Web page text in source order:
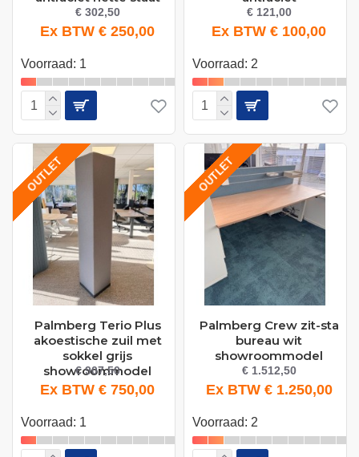
€ 302,50
Ex BTW € 250,00
Voorraad: 1
€ 121,00
Ex BTW € 100,00
Voorraad: 2
OUTLET
Palmberg Terio Plus
akoestische zuil met
sokkel grijs
showroommodel
€ 907,50
Ex BTW € 750,00
Voorraad: 1
OUTLET
Palmberg Crew zit-sta
bureau wit
showroommodel
€ 1.512,50
Ex BTW € 1.250,00
Voorraad: 2